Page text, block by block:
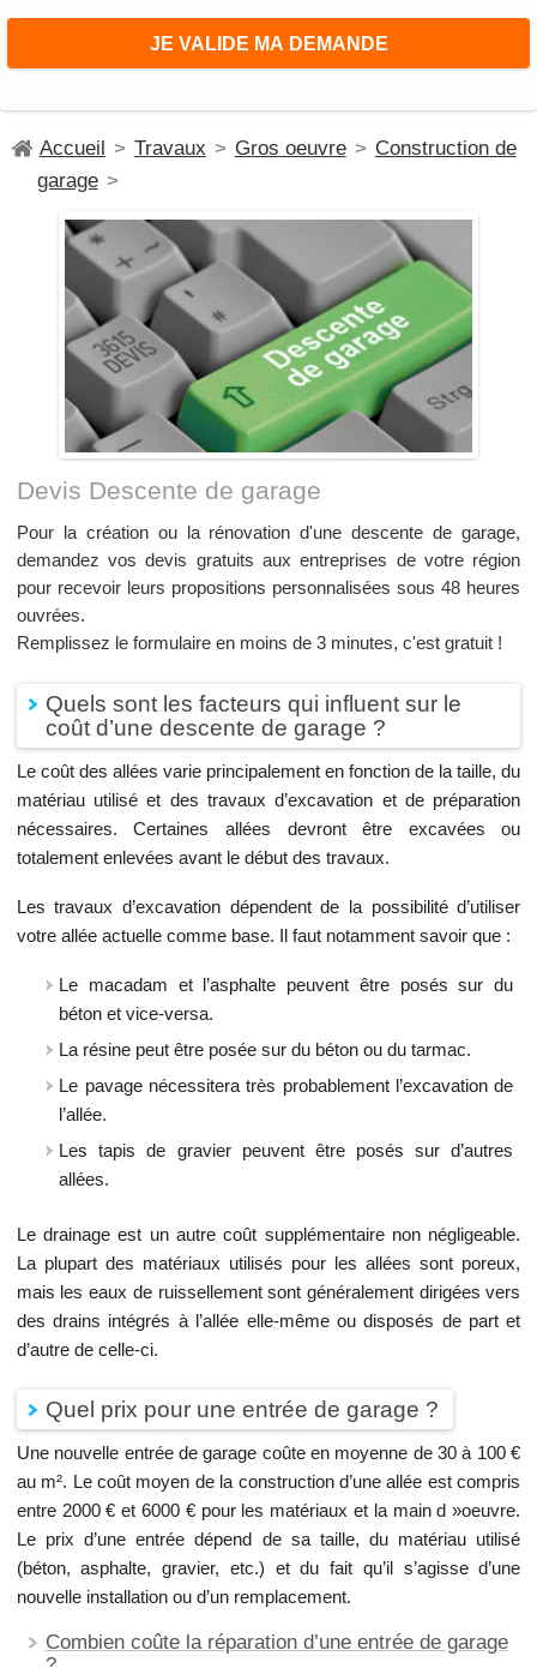
Accueil > Travaux > Gros oeuvre > Construction de
garage >
Devis Descente de garage
Pour la création ou la rénovation d'une descente de garage,
demandez vos devis gratuits aux entreprises de votre région
pour recevoir leurs propositions personnalisées sous 48 heures
ouvrées.
Remplissez le formulaire en moins de 3 minutes, c'est gratuit !
Quels sont les facteurs qui influent sur le
coût d’une descente de garage ?
Le coût des allées varie principalement en fonction de la taille, du
matériau utilisé et des travaux d’excavation et de préparation
nécessaires. Certaines allées devront être excavées ou
totalement enlevées avant le début des travaux.
Les travaux d’excavation dépendent de la possibilité d’utiliser
votre allée actuelle comme base. Il faut notamment savoir que :
Le macadam et l’asphalte peuvent être posés sur du
béton et vice-versa.
La résine peut être posée sur du béton ou du tarmac.
Le pavage nécessitera très probablement l’excavation de
l’allée.
Les tapis de gravier peuvent être posés sur d’autres
allées.
Le drainage est un autre coût supplémentaire non négligeable.
La plupart des matériaux utilisés pour les allées sont poreux,
mais les eaux de ruissellement sont généralement dirigées vers
des drains intégrés à l’allée elle-même ou disposés de part et
d’autre de celle-ci.
Quel prix pour une entrée de garage ?
Une nouvelle entrée de garage coûte en moyenne de 30 à 100 €
au m². Le coût moyen de la construction d’une allée est compris
entre 2000 € et 6000 € pour les matériaux et la main d »oeuvre.
Le prix d’une entrée dépend de sa taille, du matériau utilisé
(béton, asphalte, gravier, etc.) et du fait qu’il s’agisse d’une
nouvelle installation ou d’un remplacement.
Combien coûte la réparation d’une entrée de garage